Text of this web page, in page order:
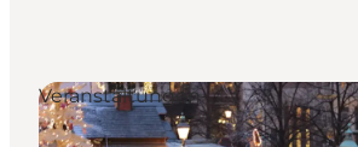
Reiseplanung
Veranstaltungen